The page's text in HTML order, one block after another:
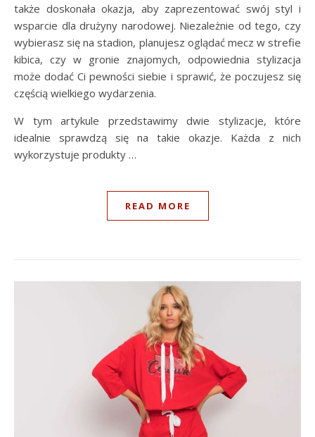
także doskonała okazja, aby zaprezentować swój styl i
wsparcie dla drużyny narodowej. Niezależnie od tego, czy
wybierasz się na stadion, planujesz oglądać mecz w strefie
kibica, czy w gronie znajomych, odpowiednia stylizacja
może dodać Ci pewności siebie i sprawić, że poczujesz się
częścią wielkiego wydarzenia.
W tym artykule przedstawimy dwie stylizacje, które
idealnie sprawdzą się na takie okazje. Każda z nich
wykorzystuje produkty …
READ MORE